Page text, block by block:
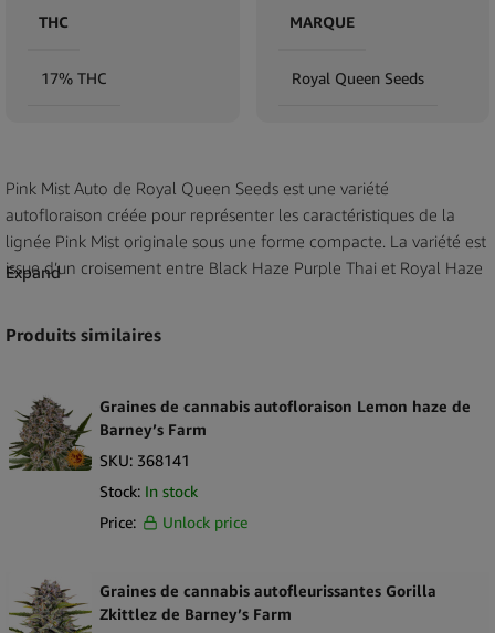
THC
17% THC
MARQUE
Royal Queen Seeds
Pink Mist Auto de Royal Queen Seeds est une variété
autofloraison créée pour représenter les caractéristiques de la
lignée Pink Mist originale sous une forme compacte. La variété est
issue d’un croisement entre Black Haze Purple Thai et Royal Haze
formations denses avec une couverture de résine notable et une
graines féminisées autofloraison, ce qui le rend adapté aux
revendeurs recherchant une variété aux origines génétiques
définies et à l’identité reconnaissable.
Le profil aromatique de Pink Mist Auto présente des notes
terreuses, florales et fruitées qui créent un caractère sensoriel
notes terreuses contribuent à une expression aromatique raffinée
souvent associée aux variétés riches en terpènes. Ces qualités font
Expand
Produits similaires
Graines de cannabis autofloraison Lemon haze de
Barney’s Farm
SKU: 368141
Stock: In stock
Price:
Unlock price
Graines de cannabis autofleurissantes Gorilla
Zkittlez de Barney’s Farm